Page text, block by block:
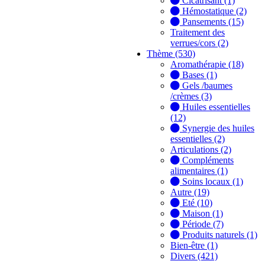
Hémostatique (2)
Pansements (15)
Traitement des
verrues/cors (2)
Thème (530)
Aromathérapie (18)
Bases (1)
Gels /baumes
/crèmes (3)
Huiles essentielles
(12)
Synergie des huiles
essentielles (2)
Articulations (2)
Compléments
alimentaires (1)
Soins locaux (1)
Autre (19)
Eté (10)
Maison (1)
Période (7)
Produits naturels (1)
Bien-être (1)
Divers (421)